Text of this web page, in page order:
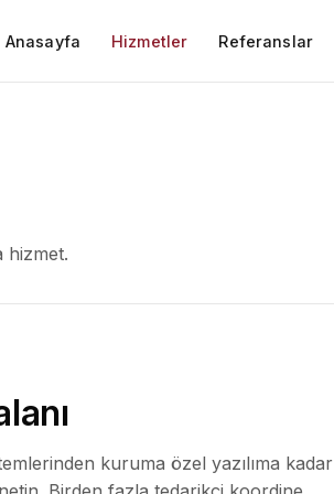
Anasayfa Hizmetler Referanslar
hizmet.
kuruma özel yazılıma kadar